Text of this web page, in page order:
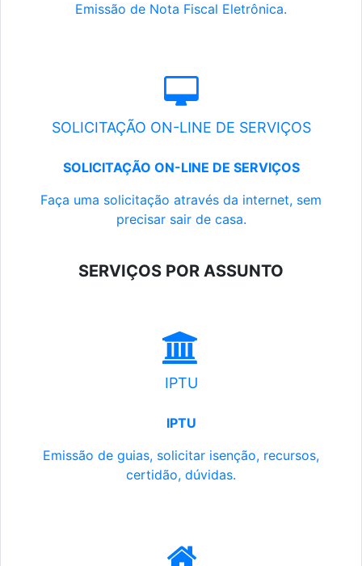
Emissão de Nota Fiscal Eletrônica.
SOLICITAÇÃO ON-LINE DE SERVIÇOS
SOLICITAÇÃO ON-LINE DE SERVIÇOS
Faça uma solicitação através da internet, sem
precisar sair de casa.
SERVIÇOS POR ASSUNTO
IPTU
IPTU
Emissão de guias, solicitar isenção, recursos,
certidão, dúvidas.